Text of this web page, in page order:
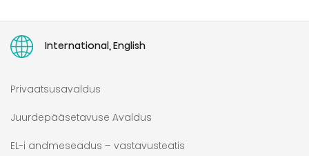
International, English
Privaatsusavaldus
Juurdepääsetavuse Avaldus
EL-i andmeseadus – vastavusteatis